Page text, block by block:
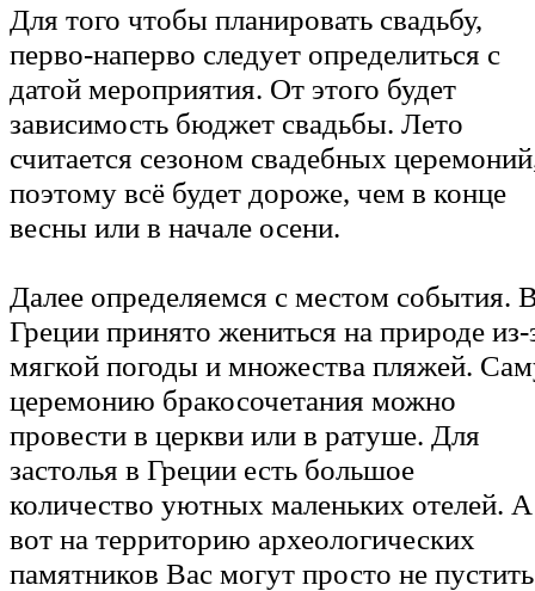
Для того чтобы планировать свадьбу,
перво-наперво следует определиться с
датой мероприятия. От этого будет
зависимость бюджет свадьбы. Лето
считается сезоном свадебных
поэтому всё будет дороже, чем в конце
весны или в начале осени.
Далее определяемся с местом события.
Греции принято жениться на природе из-
мягкой погоды и множества пляжей.
церемонию бракосочетания можно
провести в церкви или в ратуше. Для
застолья в Греции есть большое
количество уютных маленьких отелей. А
вот на территорию археологических
памятников Вас могут просто не